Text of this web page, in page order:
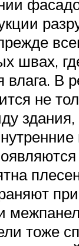
швах,
влага. В
не
здания,
тоже